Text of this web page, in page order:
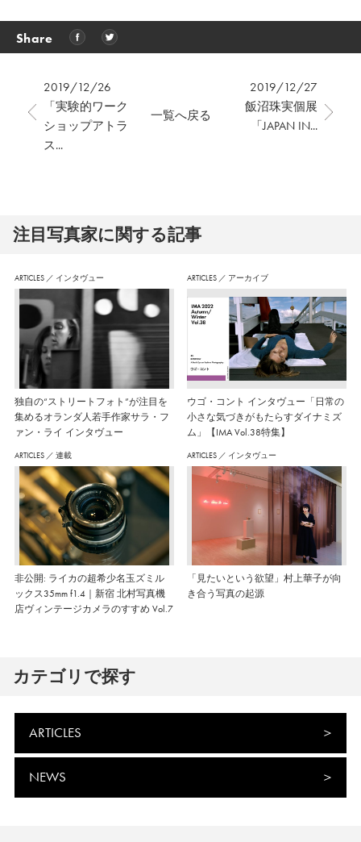
Share
2019/12/26
「実験的ワーク
ショップアトラ
ス...
2019/12/27
飯沼珠実個展
「JAPAN IN...
一覧へ戻る
注⽬写真家に関する記事
ARTICLES ／ インタヴュー
独自の“ストリートフォト”が注目を
集めるオランダ人若手作家サラ・フ
ァン・ライ インタヴュー
ARTICLES ／ アーカイブ
ウゴ・コント インタヴュー「日常の
小さな気づきがもたらすダイナミズ
ム」【IMA Vol.38特集】
ARTICLES ／ 連載
非公開: ライカの超希少名玉ズミル
ックス35mm f1.4｜新宿 北村写真機
店ヴィンテージカメラのすすめ Vol.7
ARTICLES ／ インタヴュー
「見たいという欲望」村上華子が向
き合う写真の起源
カテゴリで探す
ARTICLES
NEWS